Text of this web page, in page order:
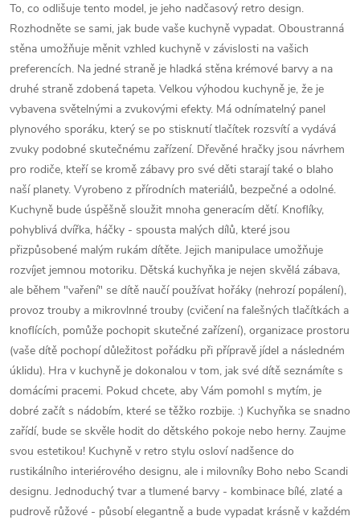
To, co odlišuje tento model, je jeho nadčasový retro design.
Rozhodněte se sami, jak bude vaše kuchyně vypadat. Oboustranná
stěna umožňuje měnit vzhled kuchyně v závislosti na vašich
preferencích. Na jedné straně je hladká stěna krémové barvy a na
druhé straně zdobená tapeta. Velkou výhodou kuchyně je, že je
vybavena světelnými a zvukovými efekty. Má odnímatelný panel
plynového sporáku, který se po stisknutí tlačítek rozsvítí a vydává
zvuky podobné skutečnému zařízení. Dřevěné hračky jsou návrhem
pro rodiče, kteří se kromě zábavy pro své děti starají také o blaho
naší planety. Vyrobeno z přírodních materiálů, bezpečné a odolné.
Kuchyně bude úspěšně sloužit mnoha generacím dětí. Knoflíky,
pohyblivá dvířka, háčky - spousta malých dílů, které jsou
přizpůsobené malým rukám dítěte. Jejich manipulace umožňuje
rozvíjet jemnou motoriku. Dětská kuchyňka je nejen skvělá zábava,
ale během "vaření" se dítě naučí používat hořáky (nehrozí popálení),
provoz trouby a mikrovlnné trouby (cvičení na falešných tlačítkách a
knoflících, pomůže pochopit skutečné zařízení), organizace prostoru
(vaše dítě pochopí důležitost pořádku při přípravě jídel a následném
úklidu). Hra v kuchyně je dokonalou v tom, jak své dítě seznámíte s
domácími pracemi. Pokud chcete, aby Vám pomohl s mytím, je
dobré začít s nádobím, které se těžko rozbije. :) Kuchyňka se snadno
zařídí, bude se skvěle hodit do dětského pokoje nebo herny. Zaujme
svou estetikou! Kuchyně v retro stylu osloví nadšence do
rustikálního interiérového designu, ale i milovníky Boho nebo Scandi
designu. Jednoduchý tvar a tlumené barvy - kombinace bílé, zlaté a
pudrově růžové - působí elegantně a bude vypadat krásně v každém